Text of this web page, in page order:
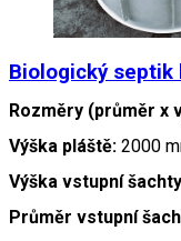
Biologický septik
Rozměry (průměr x
Výška pláště: 2000
Výška vstupní
Průměr vstupní